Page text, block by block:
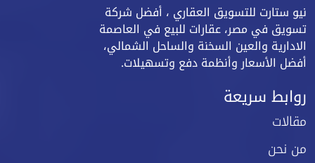
نيو ستارت للتسويق العقاري ، أفضل شركة
تسويق في مصر، عقارات للبيع في العاصمة
الادارية والعين السخنة والساحل الشمالي،
أفضل الأسعار وأنظمة دفع وتسهيلات.
روابط سريعة
مقالات
من نحن